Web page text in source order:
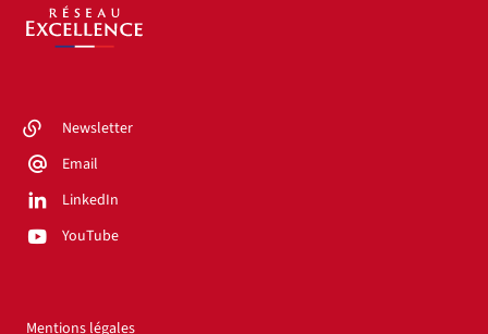
Newsletter
Email
LinkedIn
YouTube
Mentions légales